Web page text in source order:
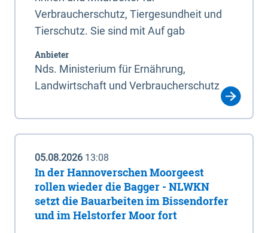
Verbraucherschutz, Tiergesundheit und
Tierschutz. Sie sind mit Auf gab
Anbieter
Nds. Ministerium für Ernährung,
Landwirtschaft und Verbraucherschutz
05.08.2026 13:08
In der Hannoverschen Moorgeest
rollen wieder die Bagger - NLWKN
setzt die Bauarbeiten im Bissendorfer
und im Helstorfer Moor fort